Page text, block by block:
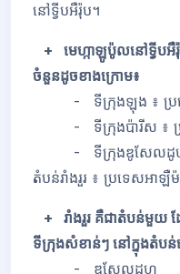
នៅទ្វីបអឺរ៉ុប។
+ មេហ្កាឡូប៉ូលនៅទ្វីបអឺ
ចំនួនដូចខាងក្រោម៖
- ទីក្រុងឡុង ៖ ប្រទ
- ទីក្រុងប៉ារីស ៖ ប្រ
- ទីក្រុងឌូសែលដូហ្វ
តំបន់រាំងរួរ ៖ ប្រទេសអាឡឺ
+ រាំងរួរ គឺជាតំបន់មួយ
ទីក្រុងសំខាន់ៗ នៅក្នុងតំបន់
- ឌូសែលដូហ្វ